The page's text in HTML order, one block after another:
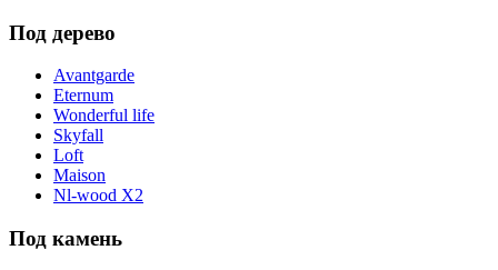
Под дерево
Avantgarde
Eternum
Wonderful life
Skyfall
Loft
Maison
Nl-wood X2
Под камень